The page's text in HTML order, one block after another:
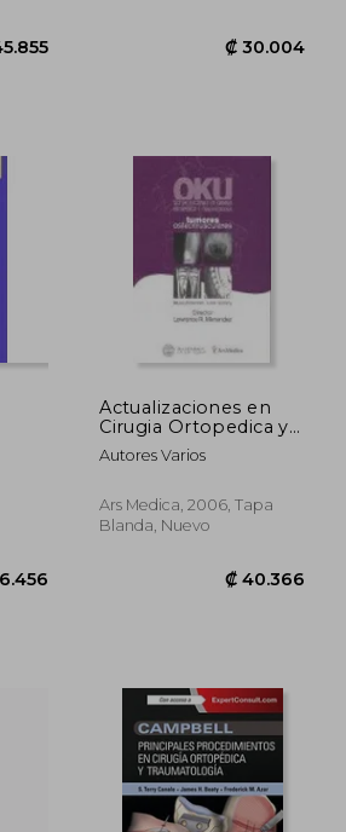
Actualizaciones en
Cirugia Ortopedica y
Traumatologia
Autores Varios
Ars Medica, 2006, Tapa
Blanda, Nuevo